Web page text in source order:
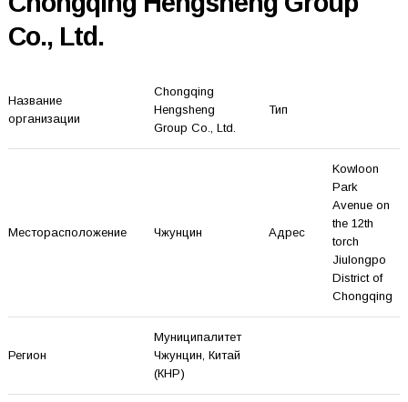
Co., Ltd.
Название
организации
Chongqing
Hengsheng
Group Co., Ltd.
Тип
Месторасположение Чжунцин Адрес
Kowloon
Park
Avenue on
the 12th
torch
Jiulongpo
District of
Chongqing
Регион
Муниципалитет
Чжунцин, Китай
(КНР)